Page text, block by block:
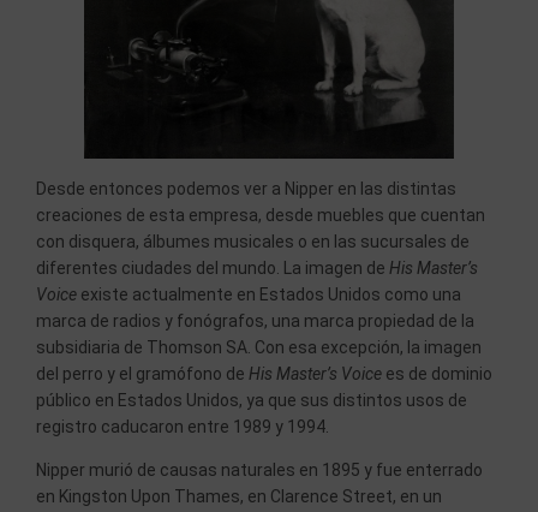
Desde entonces podemos ver a Nipper en las distintas
creaciones de esta empresa, desde muebles que cuentan
con disquera, álbumes musicales o en las sucursales de
diferentes ciudades del mundo. La imagen de His Master’s
Voice existe actualmente en Estados Unidos como una
marca de radios y fonógrafos, una marca propiedad de la
subsidiaria de Thomson SA. Con esa excepción, la imagen
del perro y el gramófono de His Master’s Voice es de dominio
público en Estados Unidos, ya que sus distintos usos de
registro caducaron entre 1989 y 1994.
Nipper murió de causas naturales en 1895 y fue enterrado
en Kingston Upon Thames, en Clarence Street, en un